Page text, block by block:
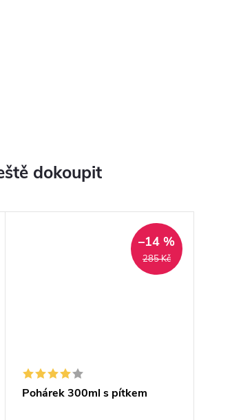
dokoupit
285 Kč
–14 %
Pohárek 300ml s pítkem